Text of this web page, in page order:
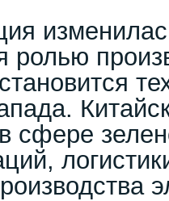
ролью
сфере